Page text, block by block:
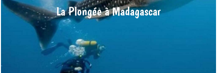
La Plongée à Madagascar
région de Nosy Be qui offrent des sites de plongée sous-
marine de grande qualité et Sainte-Marie ou Nosy-Boraha à
En savoir plus >